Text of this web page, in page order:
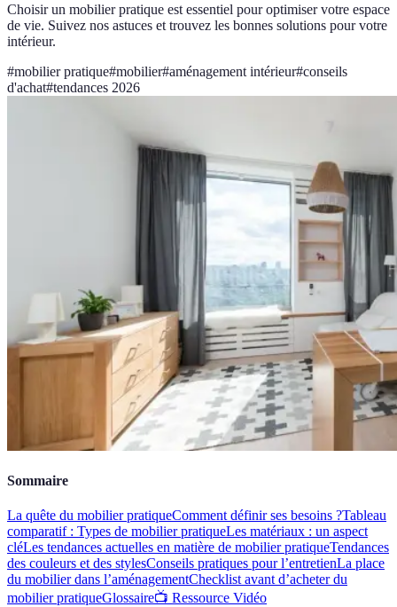
Choisir un mobilier pratique est essentiel pour optimiser votre espace
de vie. Suivez nos astuces et trouvez les bonnes solutions pour votre
intérieur.
#mobilier pratique#mobilier#aménagement intérieur#conseils
d'achat#tendances 2026
Sommaire
La quête du mobilier pratiqueComment définir ses besoins ?Tableau
comparatif : Types de mobilier pratiqueLes matériaux : un aspect
cléLes tendances actuelles en matière de mobilier pratiqueTendances
des couleurs et des stylesConseils pratiques pour l’entretienLa place
du mobilier dans l’aménagementChecklist avant d’acheter du
mobilier pratiqueGlossaire📺 Ressource Vidéo